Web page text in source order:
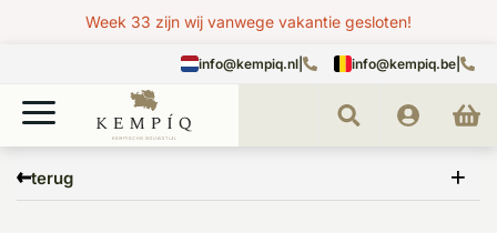
Week 33 zijn wij vanwege vakantie gesloten!
info@kempiq.nl info@kempiq.be
terug
beamy